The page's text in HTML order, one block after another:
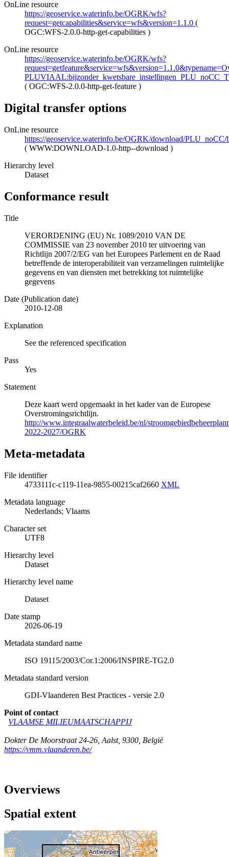
OnLine resource
https://geoservice.waterinfo.be/OGRK/wfs?
request=getcapabilities&service=wfs&version=1.1.0 (
OGC:WFS-2.0.0-http-get-capabilities )
OnLine resource
https://geoservice.waterinfo.be/OGRK/wfs?
( OGC:WFS-2.0.0-http-get-feature )
Digital transfer options
OnLine resource
https://geoservice.waterinfo.be/OGRK/download/
( WWW:DOWNLOAD-1.0-http--download )
Hierarchy level
Dataset
Conformance result
Title
VERORDENING (EU) Nr. 1089/2010 VAN DE
COMMISSIE van 23 november 2010 ter uitvoering van
Richtlijn 2007/2/EG van het Europees Parlement en de Raad
betreffende de interoperabiliteit van verzamelingen ruimtelijke
gegevens en van diensten met betrekking tot ruimtelijke
gegevens
Date (Publication date)
2010-12-08
Explanation
See the referenced specification
Pass
Yes
Statement
Deze kaart werd opgemaakt in het kader van de Europese
Overstromingsrichtlijn.
http://www.integraalwaterbeleid.be/nl/
2022-2027/OGRK
Meta-metadata
File identifier
4733111c-c119-11ea-9855-00215caf2660 XML
Metadata language
Nederlands; Vlaams
Character set
UTF8
Hierarchy level
Dataset
Hierarchy level name
Dataset
Date stamp
2026-06-19
Metadata standard name
ISO 19115/2003/Cor.1:2006/INSPIRE-TG2.0
Metadata standard version
GDI-Vlaanderen Best Practices - versie 2.0
Point of contact
VLAAMSE MILIEUMAATSCHAPPIJ
Dokter De Moorstraat 24-26 Aalst, 9300 België
https://vmm.vlaanderen.be/
Overviews
Spatial extent